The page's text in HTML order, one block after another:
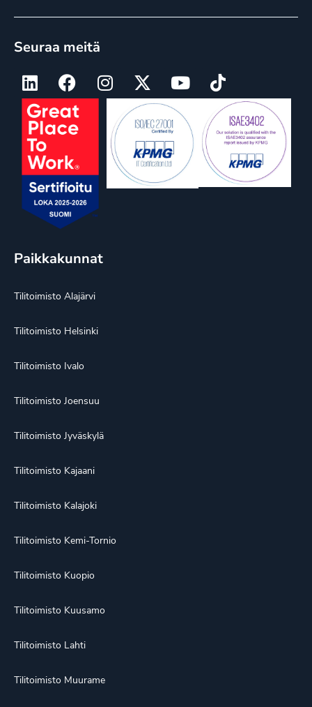
Seuraa meitä
Paikkakunnat
Tilitoimisto Alajärvi
Tilitoimisto Helsinki
Tilitoimisto Ivalo
Tilitoimisto Joensuu
Tilitoimisto Jyväskylä
Tilitoimisto Kajaani
Tilitoimisto Kalajoki
Tilitoimisto Kemi-Tornio
Tilitoimisto Kuopio
Tilitoimisto Kuusamo
Tilitoimisto Lahti
Tilitoimisto Muurame